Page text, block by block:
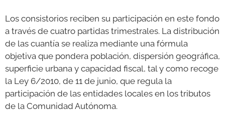
Los consistorios reciben su participación en este fondo
a través de cuatro partidas trimestrales. La distribución
de las cuantía se realiza mediante una fórmula
objetiva que pondera población, dispersión geográfica,
superficie urbana y capacidad fiscal, tal y como recoge
la Ley 6/2010, de 11 de junio, que regula la
participación de las entidades locales en los tributos
de la Comunidad Autónoma.